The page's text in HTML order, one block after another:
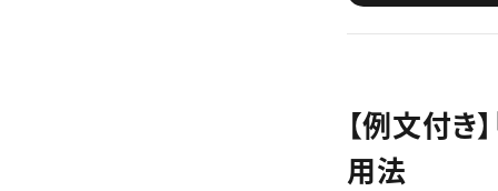
【例文付き
用法